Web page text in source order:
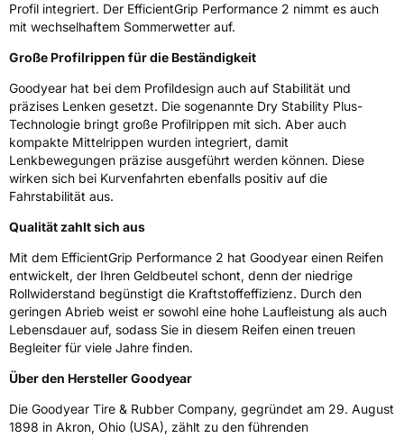
HerstellerkontaktGoodyear S.A. Innovation Center Avenue
Gordon Smith 7750 Colmar-Berg Luxemburg,
www.goodyear.eu
Profil integriert. Der EfficientGrip Performance 2 nimmt es auch
mit wechselhaftem Sommerwetter auf.
Große Profilrippen für die Beständigkeit
Goodyear hat bei dem Profildesign auch auf Stabilität und
präzises Lenken gesetzt. Die sogenannte Dry Stability Plus-
Technologie bringt große Profilrippen mit sich. Aber auch
kompakte Mittelrippen wurden integriert, damit
Lenkbewegungen präzise ausgeführt werden können. Diese
wirken sich bei Kurvenfahrten ebenfalls positiv auf die
Fahrstabilität aus.
Qualität zahlt sich aus
Mit dem EfficientGrip Performance 2 hat Goodyear einen Reifen
entwickelt, der Ihren Geldbeutel schont, denn der niedrige
Rollwiderstand begünstigt die Kraftstoffeffizienz. Durch den
geringen Abrieb weist er sowohl eine hohe Laufleistung als auch
Lebensdauer auf, sodass Sie in diesem Reifen einen treuen
Begleiter für viele Jahre finden.
Über den Hersteller Goodyear
Die Goodyear Tire & Rubber Company, gegründet am 29. August
1898 in Akron, Ohio (USA), zählt zu den führenden